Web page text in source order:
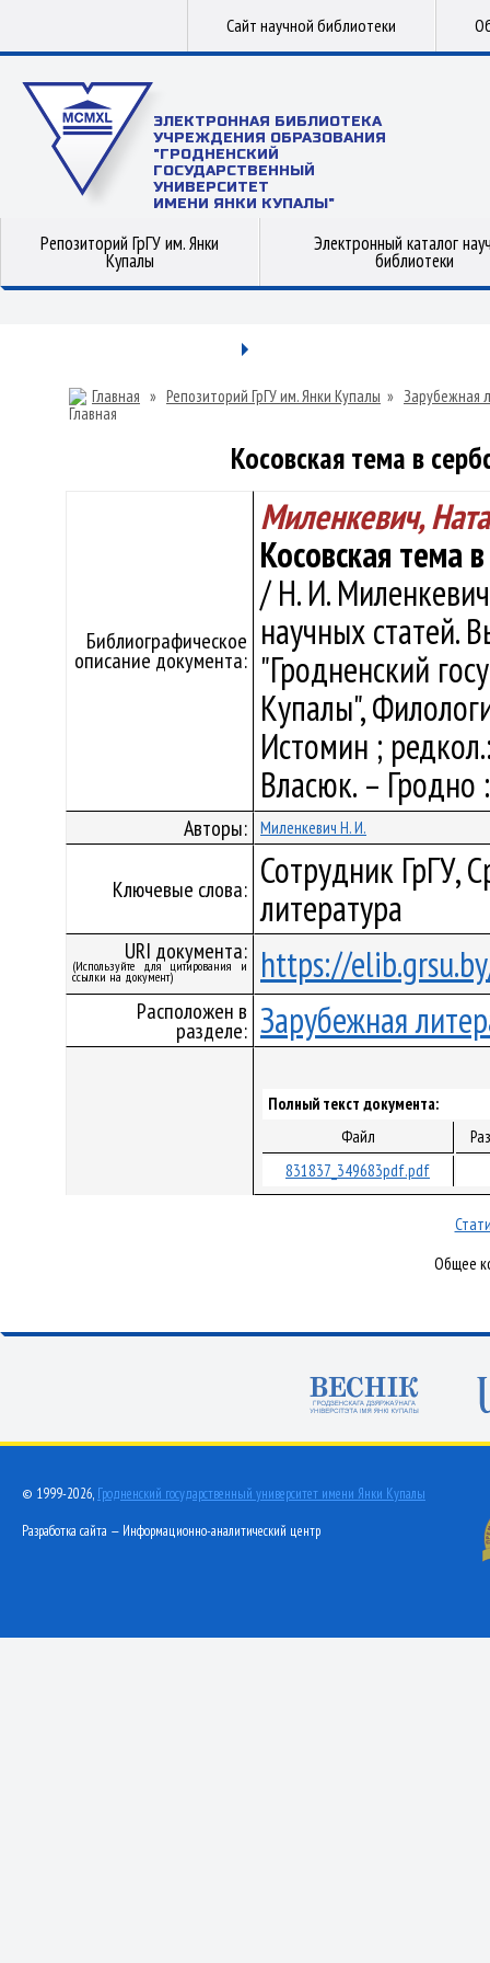
Сайт научной библиотеки
ЭЛЕКТРОННАЯ БИБЛИОТЕКА
УЧРЕЖДЕНИЯ ОБРАЗОВАНИЯ
"ГРОДНЕНСКИЙ
ГОСУДАРСТВЕННЫЙ
УНИВЕРСИТЕТ
ИМЕНИ ЯНКИ КУПАЛЫ"
Репозиторий ГрГУ им. Янки
Купалы
Электронный каталог
библиотеки
Главная » Репозиторий ГрГУ им. Янки Купалы » Зарубежная
Косовская тема в
Библиографическое
описание документа:
Миленкевич,
Косовская тема
/ Н. И.
научных статей.
"Гродненский
Купалы",
Истомин ;
Власюк. –
Авторы: Миленкевич Н. И.
Ключевые слова: Сотрудник ГрГУ,
литература
URI документа:
(Используйте для цитирования и
ссылки на документ) https://
Расположен в
разделе: Зарубежная
Полный текст документа:
Файл
831837_349683pdf.pdf
Общее
© 1999-2026, Гродненский государственный университет имени Янки Купалы
Разработка сайта — Информационно-аналитический центр